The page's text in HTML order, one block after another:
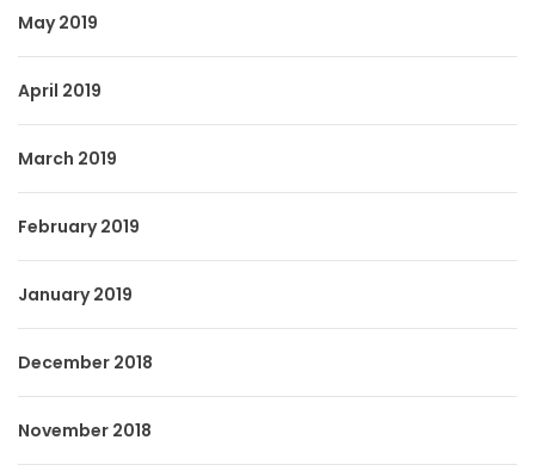
May 2019
April 2019
March 2019
February 2019
January 2019
December 2018
November 2018